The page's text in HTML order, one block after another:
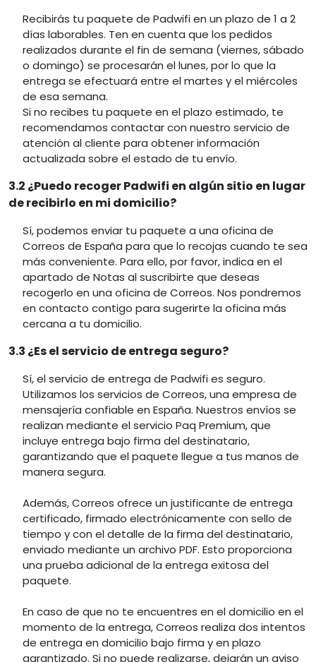
Recibirás tu paquete de Padwifi en un plazo de 1 a 2
días laborables. Ten en cuenta que los pedidos
realizados durante el fin de semana (viernes, sábado
o domingo) se procesarán el lunes, por lo que la
entrega se efectuará entre el martes y el miércoles
de esa semana.
Si no recibes tu paquete en el plazo estimado, te
recomendamos contactar con nuestro servicio de
atención al cliente para obtener información
actualizada sobre el estado de tu envío.
3.2 ¿Puedo recoger Padwifi en algún sitio en lugar
de recibirlo en mi domicilio?
Sí, podemos enviar tu paquete a una oficina de
Correos de España para que lo recojas cuando te sea
más conveniente. Para ello, por favor, indica en el
apartado de Notas al suscribirte que deseas
recogerlo en una oficina de Correos. Nos pondremos
en contacto contigo para sugerirte la oficina más
cercana a tu domicilio.
3.3 ¿Es el servicio de entrega seguro?
Sí, el servicio de entrega de Padwifi es seguro.
Utilizamos los servicios de Correos, una empresa de
mensajería confiable en España. Nuestros envíos se
realizan mediante el servicio Paq Premium, que
incluye entrega bajo firma del destinatario,
garantizando que el paquete llegue a tus manos de
manera segura.
Además, Correos ofrece un justificante de entrega
certificado, firmado electrónicamente con sello de
tiempo y con el detalle de la firma del destinatario,
enviado mediante un archivo PDF. Esto proporciona
una prueba adicional de la entrega exitosa del
paquete.
En caso de que no te encuentres en el domicilio en el
momento de la entrega, Correos realiza dos intentos
de entrega en domicilio bajo firma y en plazo
garantizado. Si no puede realizarse, dejarán un aviso